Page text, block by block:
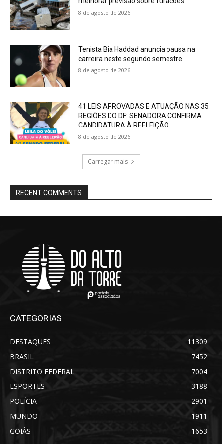
8 de agosto de 2026
Tenista Bia Haddad anuncia pausa na
carreira neste segundo semestre
8 de agosto de 2026
41 LEIS APROVADAS E ATUAÇÃO NAS 35
REGIÕES DO DF: SENADORA CONFIRMA
CANDIDATURA À REELEIÇÃO
8 de agosto de 2026
Carregar mais
RECENT COMMENTS
CATEGORIAS
DESTAQUES
11309
BRASIL
7452
DISTRITO FEDERAL
7004
ESPORTES
3188
POLÍCIA
2901
MUNDO
1911
GOIÁS
1653